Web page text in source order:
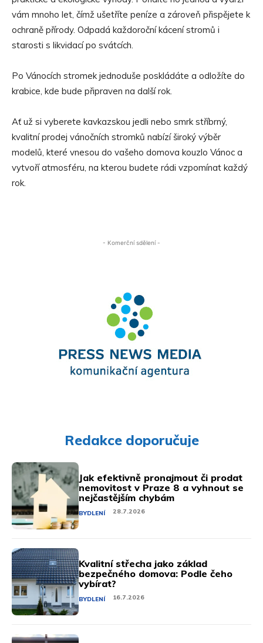
vám mnoho let, čímž ušetříte peníze a zároveň přispějete k
ochraně přírody. Odpadá každoroční kácení stromů i
starosti s likvidací po svátcích.
Po Vánocích stromek jednoduše poskládáte a odložíte do
krabice, kde bude připraven na další rok.
Ať už si vyberete kavkazskou jedli nebo smrk stříbrný,
kvalitní prodej vánočních stromků nabízí široký výběr
modelů, které vnesou do vašeho domova kouzlo Vánoc a
vytvoří atmosféru, na kterou budete rádi vzpomínat každý
rok.
- Komerční sdělení -
Redakce doporučuje
Jak efektivně pronajmout či prodat
nemovitost v Praze 8 a vyhnout se
nejčastějším chybám
BYDLENÍ 28.7.2026
Kvalitní střecha jako základ
bezpečného domova: Podle čeho
vybírat?
BYDLENÍ 16.7.2026